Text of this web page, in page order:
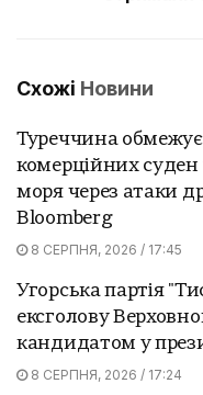
Схожі Новини
Туреччина обмежує
комерційних суден
моря через атаки
Bloomberg
8 СЕРПНЯ, 2026 / 17:45
Угорська партія
ексголову
кандидатом у
8 СЕРПНЯ, 2026 / 17:24